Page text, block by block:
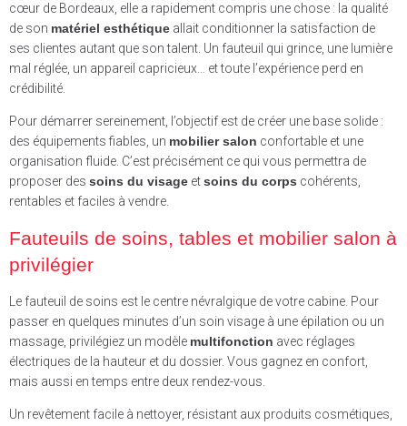
cœur de Bordeaux, elle a rapidement compris une chose : la qualité
de son matériel esthétique allait conditionner la satisfaction de
ses clientes autant que son talent. Un fauteuil qui grince, une lumière
mal réglée, un appareil capricieux… et toute l’expérience perd en
crédibilité.
Pour démarrer sereinement, l’objectif est de créer une base solide :
des équipements fiables, un mobilier salon confortable et une
organisation fluide. C’est précisément ce qui vous permettra de
proposer des soins du visage etsoins du corps cohérents,
rentables et faciles à vendre.
Fauteuils de soins, tables et mobilier salon à
privilégier
Le fauteuil de soins est le centre névralgique de votre cabine. Pour
passer en quelques minutes d’un soin visage à une épilation ou un
massage, privilégiez un modèle multifonction avec réglages
électriques de la hauteur et du dossier. Vous gagnez en confort,
mais aussi en temps entre deux rendez-vous.
Un revêtement facile à nettoyer, résistant aux produits cosmétiques,